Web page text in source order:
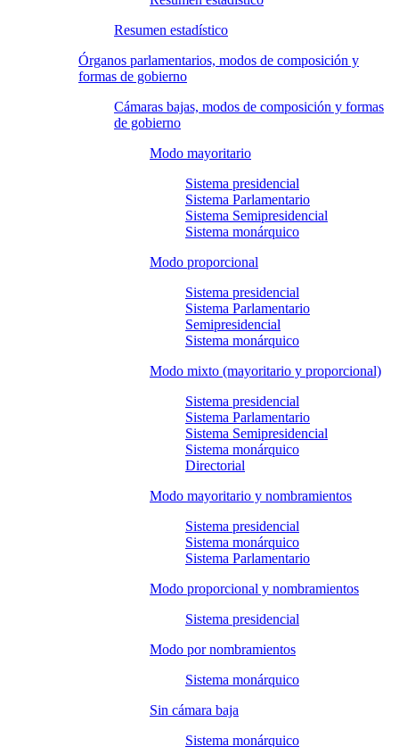
Resumen estadístico
Órganos parlamentarios, modos de composición y
formas de gobierno
Cámaras bajas, modos de composición y formas
de gobierno
Modo mayoritario
Sistema presidencial
Sistema Parlamentario
Sistema Semipresidencial
Sistema monárquico
Modo proporcional
Sistema presidencial
Sistema Parlamentario
Semipresidencial
Sistema monárquico
Modo mixto (mayoritario y proporcional)
Sistema presidencial
Sistema Parlamentario
Sistema Semipresidencial
Sistema monárquico
Directorial
Modo mayoritario y nombramientos
Sistema presidencial
Sistema monárquico
Sistema Parlamentario
Modo proporcional y nombramientos
Sistema presidencial
Modo por nombramientos
Sistema monárquico
Sin cámara baja
Sistema monárquico